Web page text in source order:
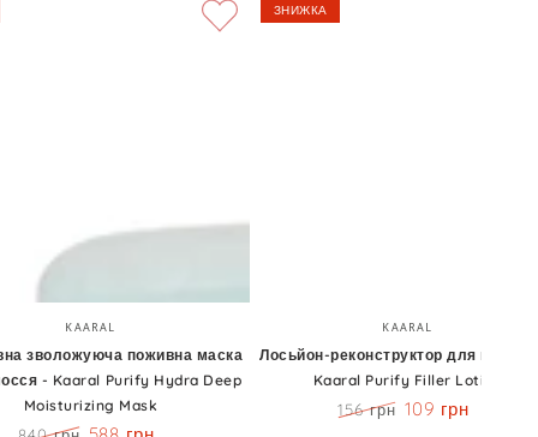
Бренд:
KAARAL
зволожуюча поживна маска
- Kaaral Purify Hydra Deep
Moisturizing Mask
реконструктор
Бренд:
KAARAL
Лосьйон-реконструктор для
Kaaral Purify Filler Lotion
156 грн 109 грн
ЗНИЖКА